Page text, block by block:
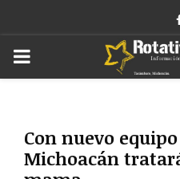
PRIMARY
Con nuevo
Michoacán